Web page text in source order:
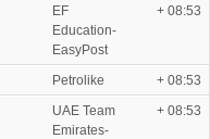
EF
Education-
EasyPost
+ 08:53
Petrolike
+ 08:53
UAE Team
Emirates-
+ 08:53